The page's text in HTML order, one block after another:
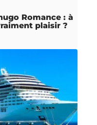
Romance : à
plaisir ?